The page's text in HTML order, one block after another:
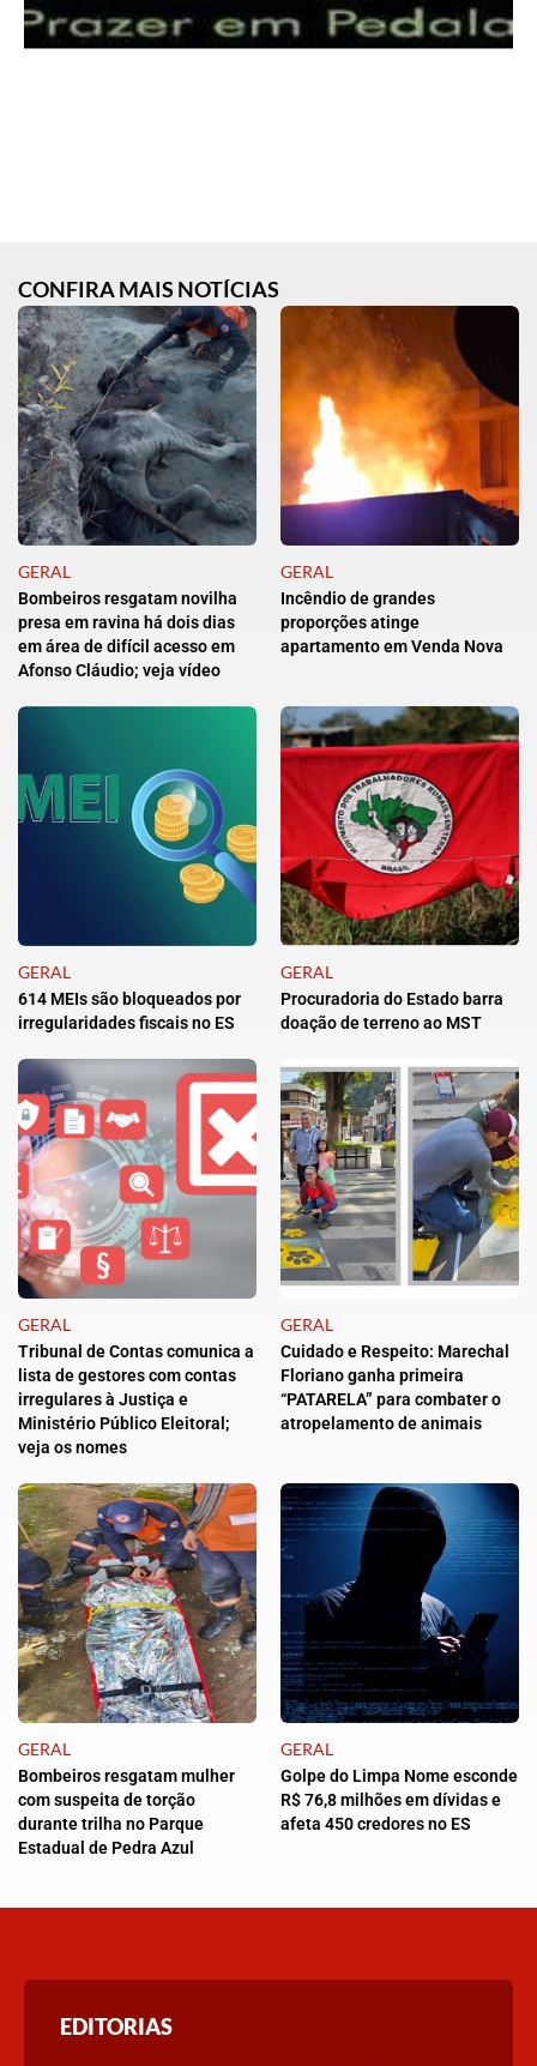
CONFIRA MAIS NOTÍCIAS
GERAL
Bombeiros resgatam novilha
presa em ravina há dois dias
em área de difícil acesso em
Afonso Cláudio; veja vídeo
GERAL
Incêndio de grandes
proporções atinge
apartamento em Venda Nova
GERAL
614 MEIs são bloqueados por
irregularidades fiscais no ES
GERAL
Procuradoria do Estado barra
doação de terreno ao MST
GERAL
Tribunal de Contas comunica a
lista de gestores com contas
irregulares à Justiça e
Ministério Público Eleitoral;
veja os nomes
GERAL
Cuidado e Respeito: Marechal
Floriano ganha primeira
“PATARELA” para combater o
atropelamento de animais
GERAL
Bombeiros resgatam mulher
com suspeita de torção
durante trilha no Parque
Estadual de Pedra Azul
GERAL
Golpe do Limpa Nome esconde
R$ 76,8 milhões em dívidas e
afeta 450 credores no ES
EDITORIAS